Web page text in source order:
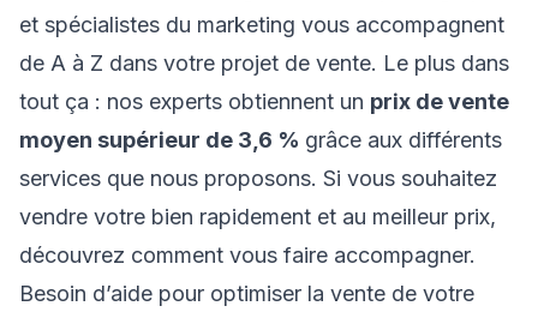
et spécialistes du marketing vous accompagnent
de A à Z dans votre projet de vente. Le plus dans
tout ça : nos experts obtiennent un prix de vente
moyen supérieur de 3,6 % grâce aux différents
services que nous proposons. Si vous souhaitez
vendre votre bien rapidement et au meilleur prix,
découvrez comment vous faire accompagner.
Besoin d’aide pour optimiser la vente de votre